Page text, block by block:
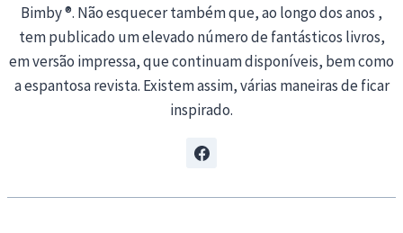
Bimby ®. Não esquecer também que, ao longo dos anos ,
tem publicado um elevado número de fantásticos livros,
em versão impressa, que continuam disponíveis, bem como
a espantosa revista. Existem assim, várias maneiras de ficar
inspirado.